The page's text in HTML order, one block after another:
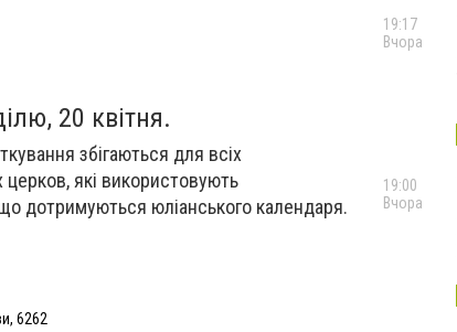
20 квітня.
збігаються для всіх
церков, які використовують
дотримуються юліанського календаря.
6262
19:17
Вчора
19:00
Вчора